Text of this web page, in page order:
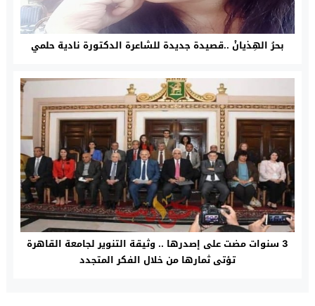
بحرُ الهِذيانْ ..قصيدة جديدة للشاعرة الدكتورة نادية حلمي
3 سنوات مضت على إصدرها .. وثيقة التنوير لجامعة القاهرة
تؤتى ثمارها من خلال الفكر المتجدد